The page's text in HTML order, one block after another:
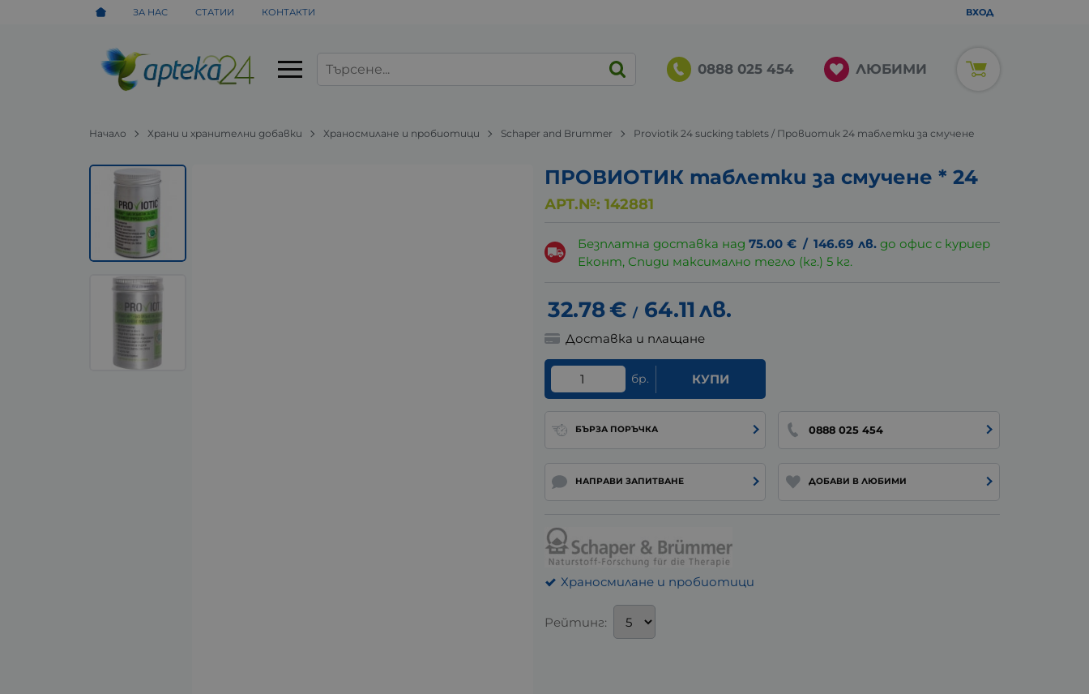
ЗА НАС СТАТИИ КОНТАКТИ ВХОД
0888 025 454 ЛЮБИМИ
Начало Храни и хранителни добавки Храносмилане и пробиотици Schaper and Brummer Proviotik 24 sucking tablets / Провиотик 24 таблетки за смучене
ПРОВИОТИК таблетки за смучене * 24
АРТ.№: 142881
Безплатна доставка над75.00 € / 146.69 лв. до офис с куриер
Еконт, Спиди максимално тегло (кг.) 5 кг.
32.78€ / 64.11 лв.
Доставка и плащане
бр. КУПИ
БЪРЗА ПОРЪЧКА 0888 025 454
НАПРАВИ ЗАПИТВАНЕ ДОБАВИ В ЛЮБИМИ
Храносмилане и пробиотици
Рейтинг: